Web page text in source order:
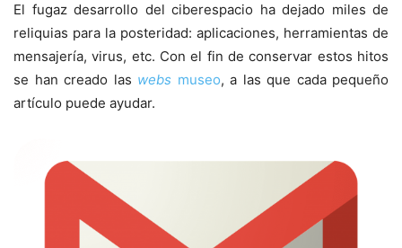
El fugaz desarrollo del ciberespacio ha dejado miles de
reliquias para la posteridad: aplicaciones, herramientas de
mensajería, virus, etc. Con el fin de conservar estos hitos
se han creado las webs museo, a las que cada pequeño
artículo puede ayudar.